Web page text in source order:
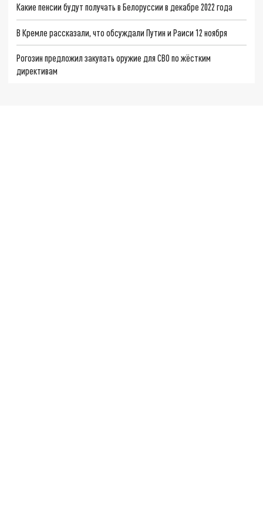
Какие пенсии будут получать в Белоруссии в декабре 2022 года
В Кремле рассказали, что обсуждали Путин и Раиси 12 ноября
Рогозин предложил закупать оружие для СВО по жёстким
директивам